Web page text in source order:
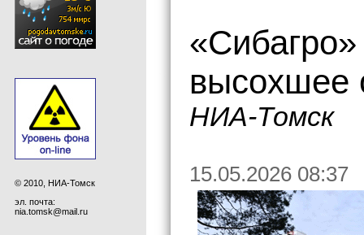
© 2010, НИА-Томск
эл. почта:
nia.tomsk@mail.ru
высохшее
НИА-Томск
15.05.2026 08:37